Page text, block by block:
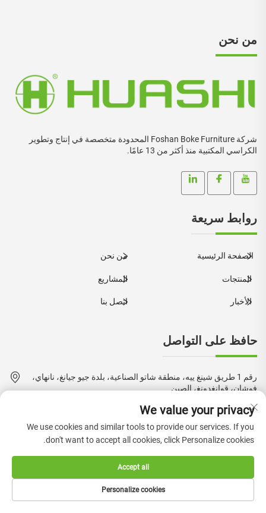
من نحن
شركة Foshan Boke Furniture المحدودة متخصصة في إنتاج وتطوير
الكراسي المكتبية منذ أكثر من 13 عامًا.
روابط سريعة
الصفحة الرئيسية من نحن
المنتجات المشاريع
الأخبار اتصل بنا
حافظ على التواصل
رقم 1 طريق شينغ ييه، منطقة شاتو الصناعية، بلدة جيو جيانغ، نانهاي،
فوشان، قوانغدونغ، الصين
+86-18924550960
حقوق النشر © 2024 بواسطة شركة فوشان بوكيه للurniture المحدودة.
—سياسة الخصوصية
We value your privacy
We use cookies and similar tools to provide our services. If you
don't want to accept all cookies, click Personalize cookies.
Personalize cookies
Accept all